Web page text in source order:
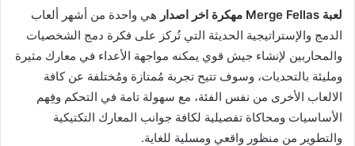
لعبة Merge Fellas مهكرة اخر اصدار
هي واحدة من أشهر ألعاب
الدمج والإستراتيجية الحديثة التي تُركز على فكرة دمج الشخصيات
والمحاربين لإنشاء جيش قوي يمكنه مواجهة الأعداء في معارك مثيرة
ومليئة بالتحديات، وسوف تتيح تجربة مُمتازة ومُختلفة عن كافة
الالعاب الأخرى من نفس الفئة، مع سهولة تامة في التحكم وفِهم
الأساسيات ومحاكاة تفصيلية لكافة جوانب المعارك التكتيكية
والتطوير من منظور واقعي ومسلية للغاية.